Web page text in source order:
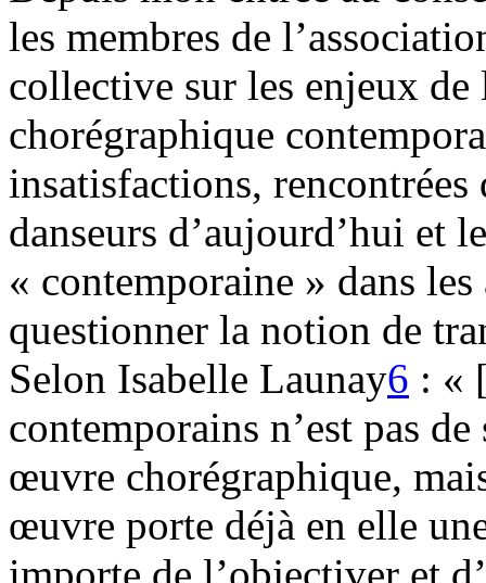
les membres de
collective sur les enjeux
chorégraphique
insatisfactions,
danseurs d’aujourd’hui et
« contemporaine » dans
questionner la notion de
Selon Isabelle Launay6 : «
contemporains n’est pas
œuvre chorégraphique,
œuvre porte déjà en elle